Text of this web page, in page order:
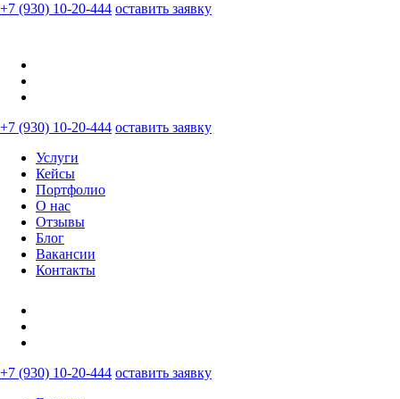
+7 (930) 10-20-444 оставить заявку
+7 (930) 10-20-444 оставить заявку
Услуги
Кейсы
Портфолио
О нас
Отзывы
Блог
Вакансии
Контакты
+7 (930) 10-20-444 оставить заявку